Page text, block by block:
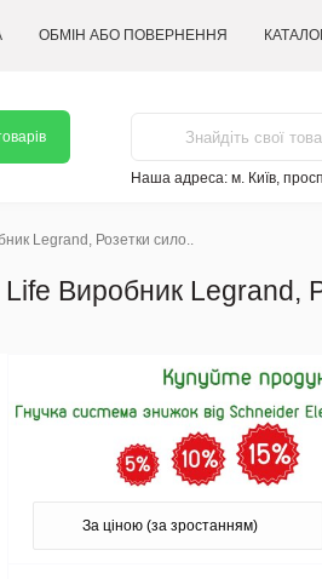
ОБМІН АБО ПОВЕРНЕННЯ
Наша адреса: м. Київ,
Legrand, Розетки сило..
Life Виробник Legrand,